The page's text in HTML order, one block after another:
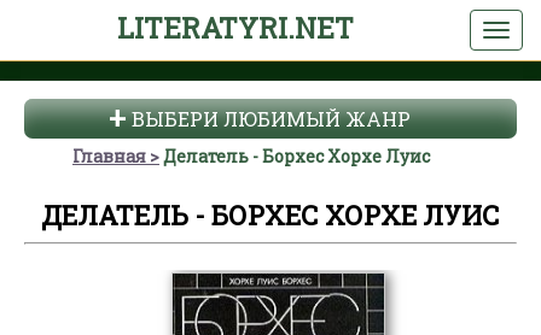
LITERATYRI.NET
ВЫБЕРИ ЛЮБИМЫЙ ЖАНР
Главная Делатель - Борхес Хорхе Луис
ДЕЛАТЕЛЬ - БОРХЕС ХОРХЕ ЛУИС